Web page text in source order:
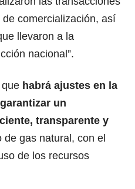
comercialización, así
llevaron a la
nacional”.
habrá ajustes en la
un
transparente y
de gas natural, con el
de los recursos